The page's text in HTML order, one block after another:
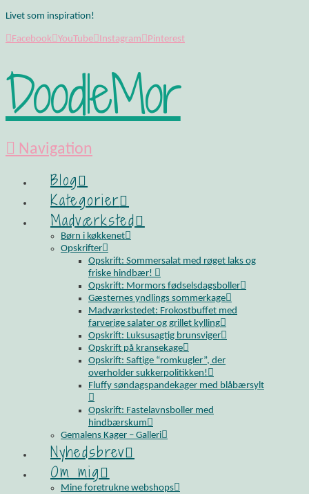
Livet som inspiration!
Facebook YouTube Instagram Pinterest
DoodleMor
Navigation
Blog
Kategorier
Madværksted
Børn i køkkenet
Opskrifter
Opskrift: Sommersalat med røget laks og
friske hindbær!
Opskrift: Mormors fødselsdagsboller
Gæsternes yndlings sommerkage
Madværkstedet: Frokostbuffet med
farverige salater og grillet kylling
Opskrift: Luksusagtig brunsviger
Opskrift på kransekage
Opskrift: Saftige “romkugler”, der
overholder sukkerpolitikken!
Fluffy søndagspandekager med blåbærsylt
Opskrift: Fastelavnsboller med
hindbærskum
Gemalens Kager – Galleri
Nyhedsbrev
Om mig
Mine foretrukne webshops